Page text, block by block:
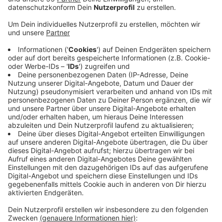
Am Samstag (24.5.) soll das neue Schulgebäude mit
einem Fest offiziell eingeweiht werden. Der
Schulstandort wurde seit 2020 umfassend ausgebaut
und modernisiert. Entstanden sind neue Lernflächen
mit modernen Klassenräumen,
Differenzierungsbereichen, einem Multifunktionsraum
sowie einem grünen Klassenzimmer. Auch das
Bestandsgebäude wurde komplett saniert und um
neue Verwaltungsräume sowie ein Lehrerzimmer
ergänzt. Die Gesamtkosten belaufen sich auf rund 2,2
Millionen Euro. Eine Photovoltaikanlage auf dem
begrünten Dach deckt künftig den Großteil des
Strombedarfs. Die neue Ausstattung, schaffe
optimale Bedingungen für zeitgemäßes Lernen – auch